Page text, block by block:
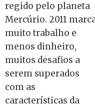
regido pelo planeta
Mercúrio. 2011
muito trabalho e
menos dinheiro,
muitos desafios a
serem superados
com as
características da